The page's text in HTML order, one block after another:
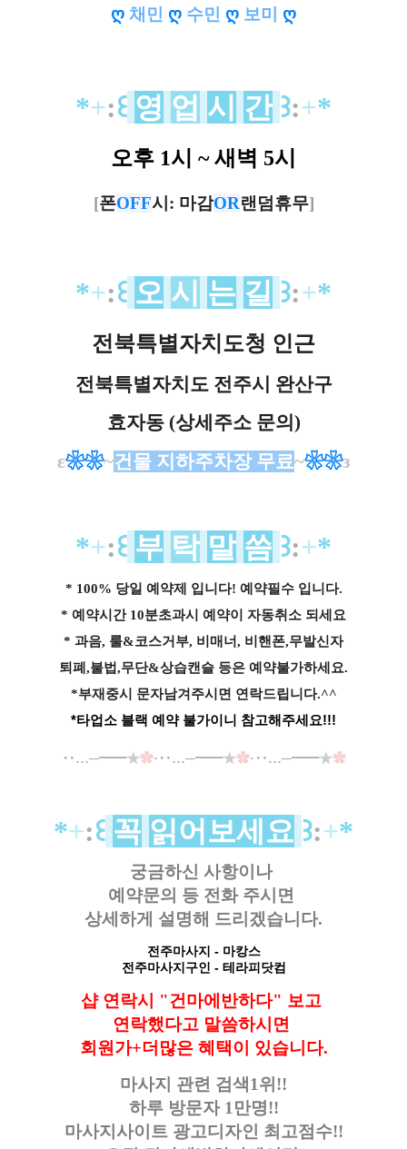
ღ 채민 ღ 수민 ღ 보미 ღ
*+:꒰ 영 업 시 간 ꒱:+*
오후 1시 ~ 새벽 5시
[폰OFF시: 마감OR랜덤휴무]
*+:꒰ 오 시 는 길 ꒱:+*
전북특별자치도청 인근
전북특별자치도 전주시 완산구
효자동 (상세주소 문의)
ε❀❀~건물 지하주차장 무료~❀❀з
*+:꒰ 부 탁 말 씀 ꒱:+*
* 100% 당일 예약제 입니다! 예약필수 입니다.
* 예약시간 10분초과시 예약이 자동취소 되세요
* 과음, 룰&코스거부, 비매너, 비핸폰,무발신자
퇴폐,불법,무단&상습캔슬 등은 예약불가하세요.
*부재중시 문자남겨주시면 연락드립니다.^^
*타업소 블랙 예약 불가이니 참고해주세요!!!
‥…─━━★✿·‥…─━━★✿·‥…─━━★✿
*+:꒰ 꼭 읽어보세요 ꒱:+*
궁금하신 사항이나
예약문의 등 전화 주시면
상세하게 설명해 드리겠습니다.
전주마사지 - 마캉스
전주마사지구인 - 테라피닷컴
샵 연락시 "건마에반하다" 보고
연락했다고 말씀하시면
회원가+더많은 혜택이 있습니다.
마사지 관련 검색1위!!
하루 방문자 1만명!!
마사지사이트 광고디자인 최고점수!!